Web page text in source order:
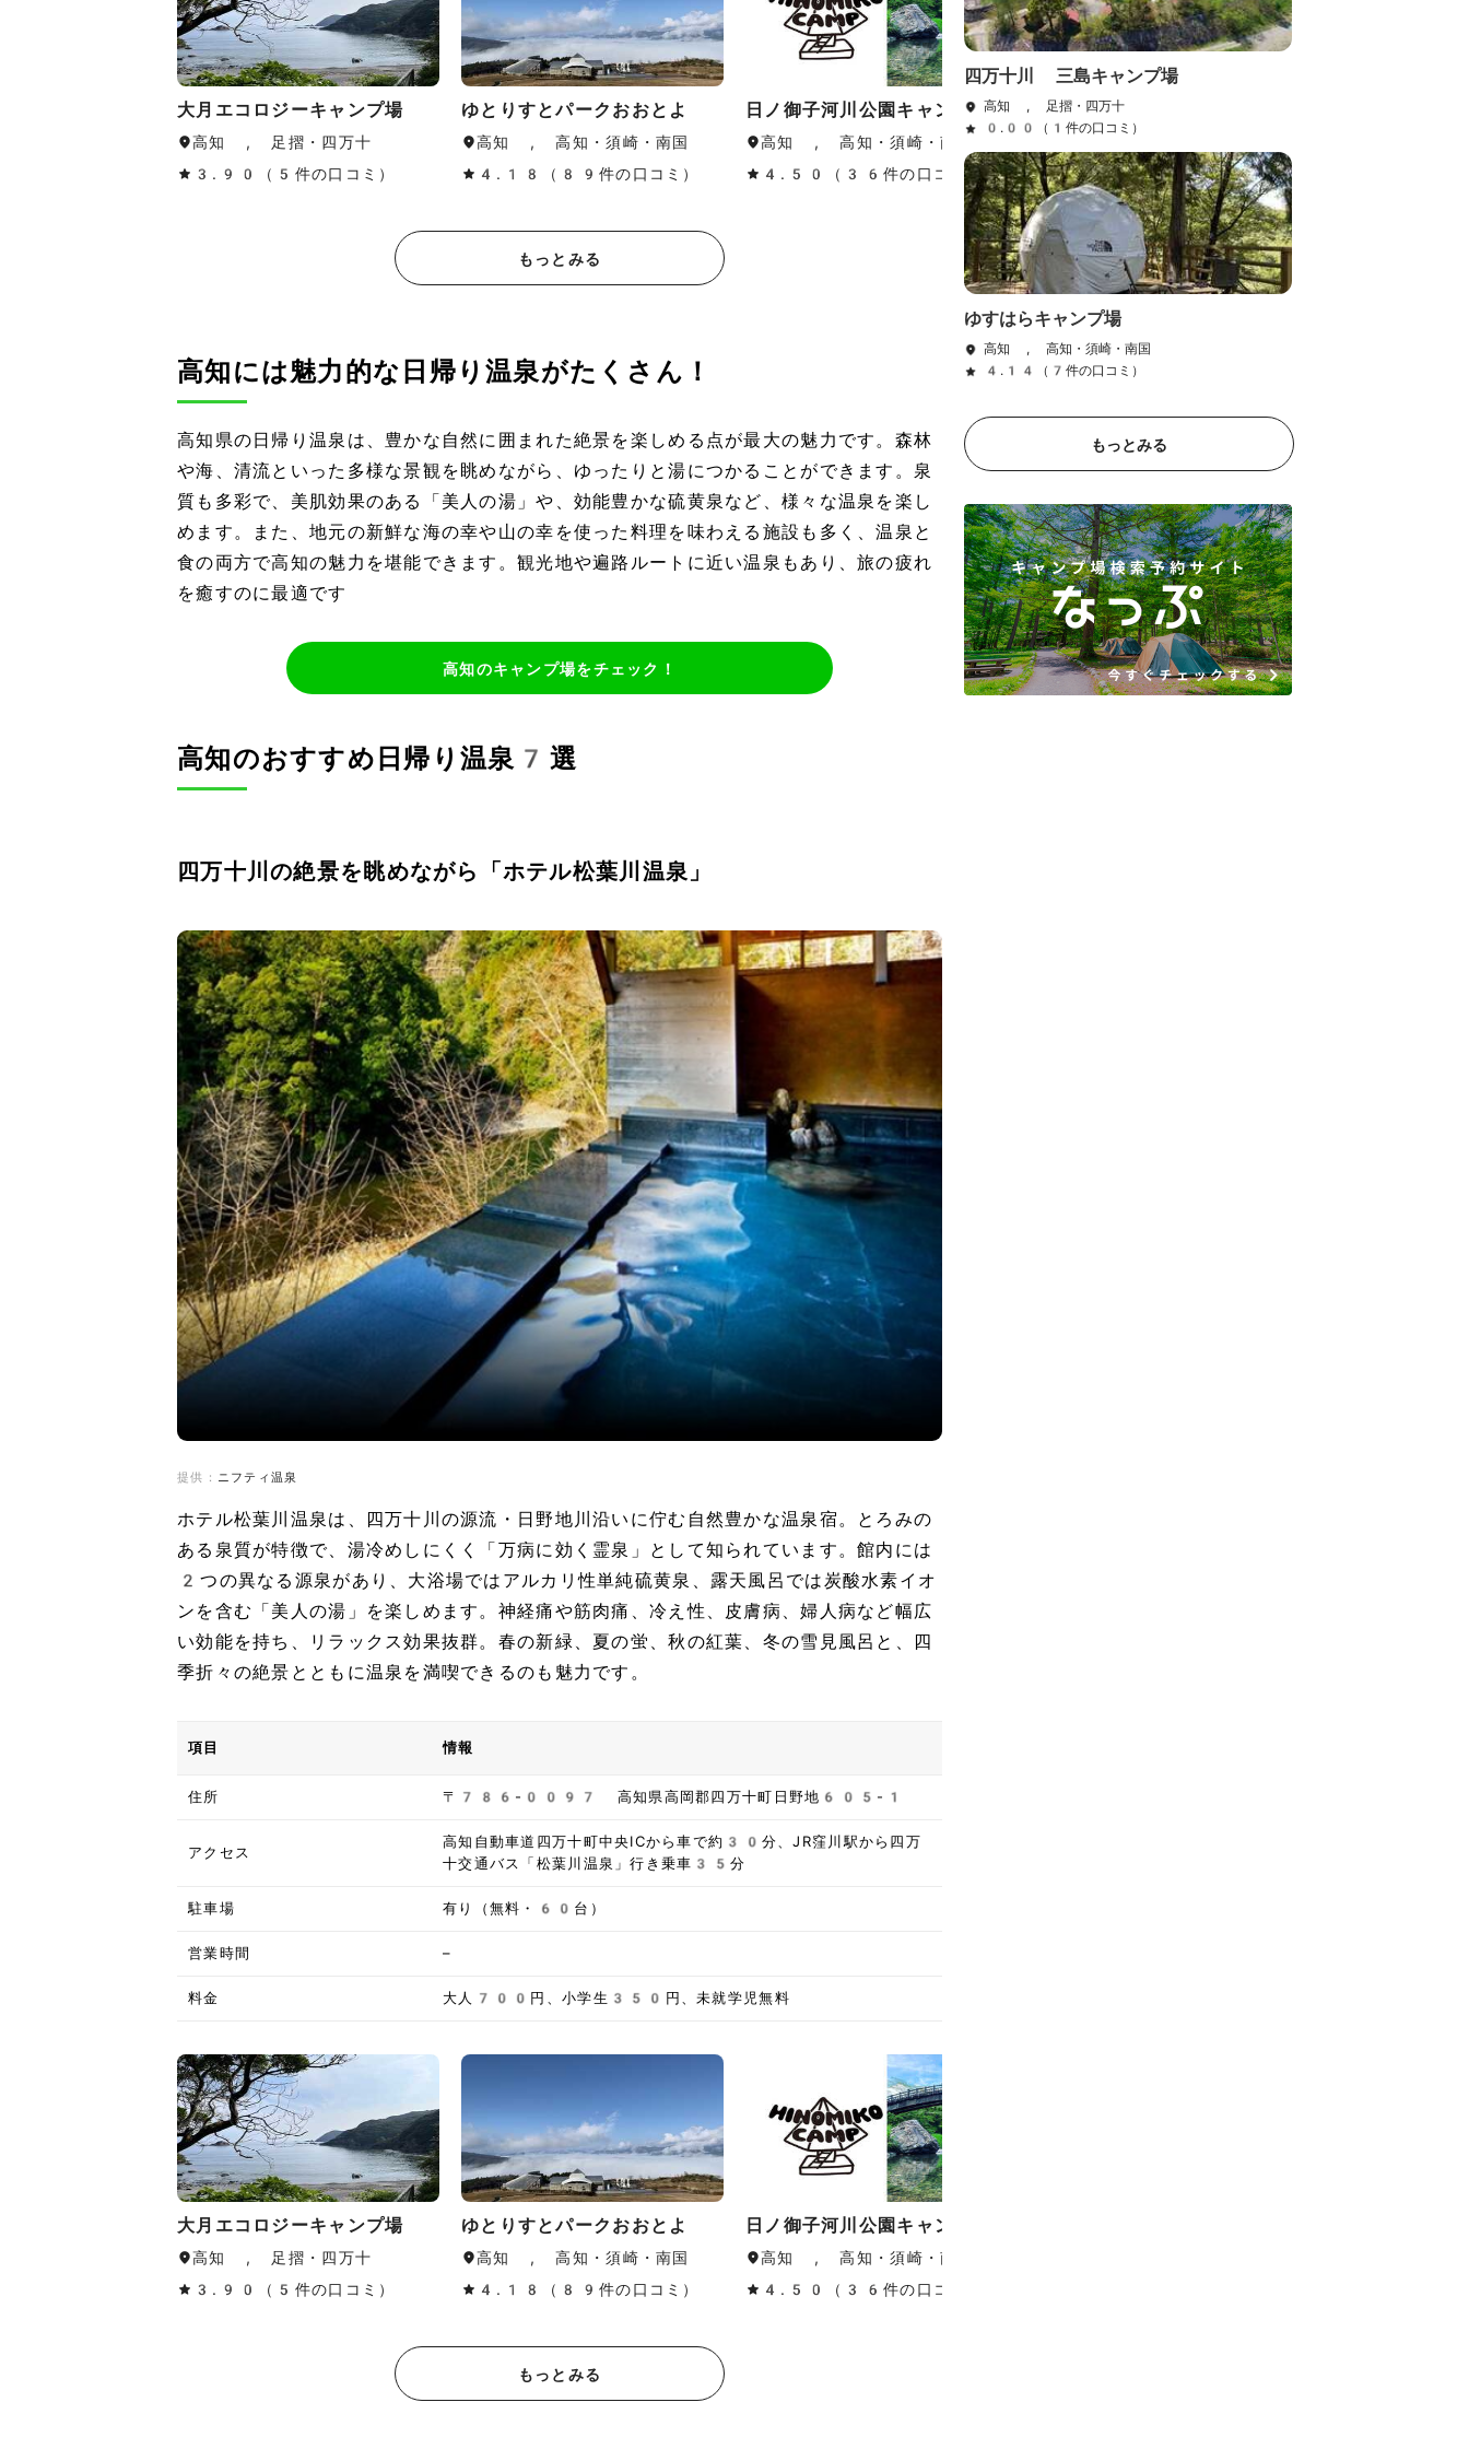
大月エコロジーキャンプ場
高知 , 足摺・四万十
3.90（5件の口コミ）
ゆとりすとパークおおとよ
高知 , 高知・須崎・南国
4.18（89件の口コミ）
日ノ御子河川公園キャンプ場
高知 , 高知・須崎・南国
4.50（36件の口コミ）
グリーン・パークほどの
4.42（20件の口コミ）
もっとみる
高知には魅力的な日帰り温泉がたくさん！
高知県の日帰り温泉は、豊かな自然に囲まれた絶景を楽しめる点が最大の魅力です。森林
や海、清流といった多様な景観を眺めながら、ゆったりと湯につかることができます。泉
質も多彩で、美肌効果のある「美人の湯」や、効能豊かな硫黄泉など、様々な温泉を楽し
めます。また、地元の新鮮な海の幸や山の幸を使った料理を味わえる施設も多く、温泉と
食の両方で高知の魅力を堪能できます。観光地や遍路ルートに近い温泉もあり、旅の疲れ
を癒すのに最適です
高知のキャンプ場をチェック！
高知のおすすめ日帰り温泉7選
四万十川の絶景を眺めながら「ホテル松葉川温泉」
提供： ニフティ温泉
ホテル松葉川温泉は、四万十川の源流・日野地川沿いに佇む自然豊かな温泉宿。とろみの
ある泉質が特徴で、湯冷めしにくく「万病に効く霊泉」として知られています。館内には
2つの異なる源泉があり、大浴場ではアルカリ性単純硫黄泉、露天風呂では炭酸水素イオ
ンを含む「美人の湯」を楽しめます。神経痛や筋肉痛、冷え性、皮膚病、婦人病など幅広
い効能を持ち、リラックス効果抜群。春の新緑、夏の蛍、秋の紅葉、冬の雪見風呂と、四
季折々の絶景とともに温泉を満喫できるのも魅力です。
項目 情報
住所 〒786-0097 高知県高岡郡四万十町日野地605-1
アクセス
高知自動車道四万十町中央ICから車で約30分、JR窪川駅から四万
十交通バス「松葉川温泉」行き乗車35分
駐車場 有り（無料・60台）
営業時間 –
料金 大人700円、小学生350円、未就学児無料
大月エコロジーキャンプ場
高知 , 足摺・四万十
3.90（5件の口コミ）
ゆとりすとパークおおとよ
高知 , 高知・須崎・南国
4.18（89件の口コミ）
日ノ御子河川公園キャンプ場
高知 , 高知・須崎・南国
4.50（36件の口コミ）
もっとみる
四万十川 三島キャンプ場
高知 , 足摺・四万十
0.00（1件の口コミ）
ゆすはらキャンプ場
高知 , 高知・須崎・南国
4.14（7件の口コミ）
もっとみる